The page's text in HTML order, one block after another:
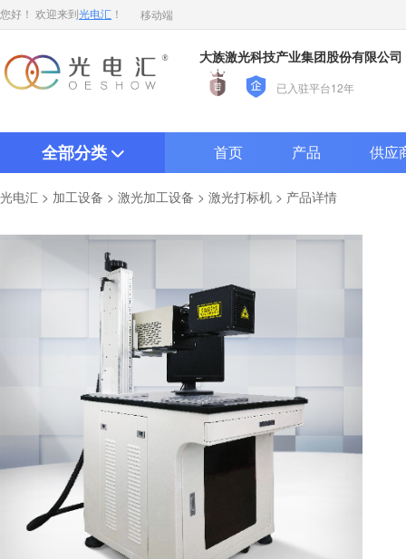
您好！ 欢迎来到 光电汇 ！ 移动端
大族激光科技产业集团股份有限公司
已入驻平台12年
全部分类 首页 产品 供应
光电汇 > 加工设备 > 激光加工设备 > 激光打标机 > 产品详情